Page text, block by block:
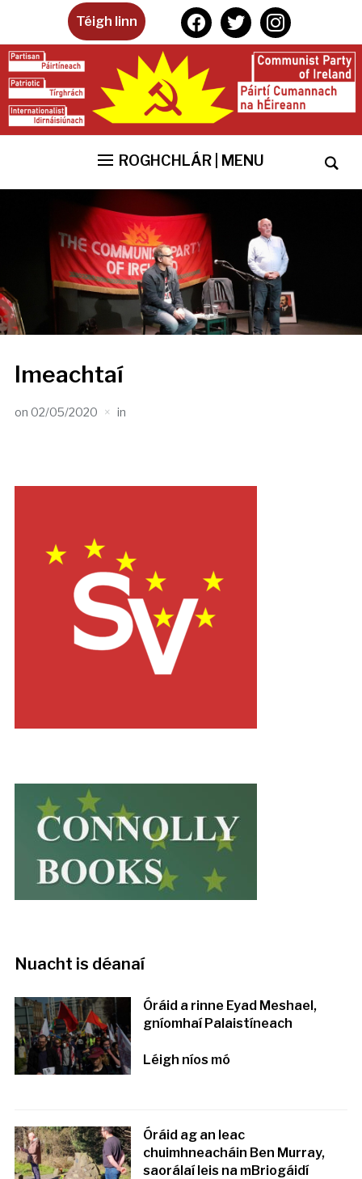
Téigh linn facebooktwitterinstagram
ROGHCHLÁR | MENU
Imeachtaí
on 02/05/2020 in
Nuacht is déanaí
Óráid a rinne Eyad Meshael,
gníomhaí Palaistíneach
Léigh níos mó
Óráid ag an leac
chuimhneacháin Ben Murray,
saorálaí leis na mBriogáidí